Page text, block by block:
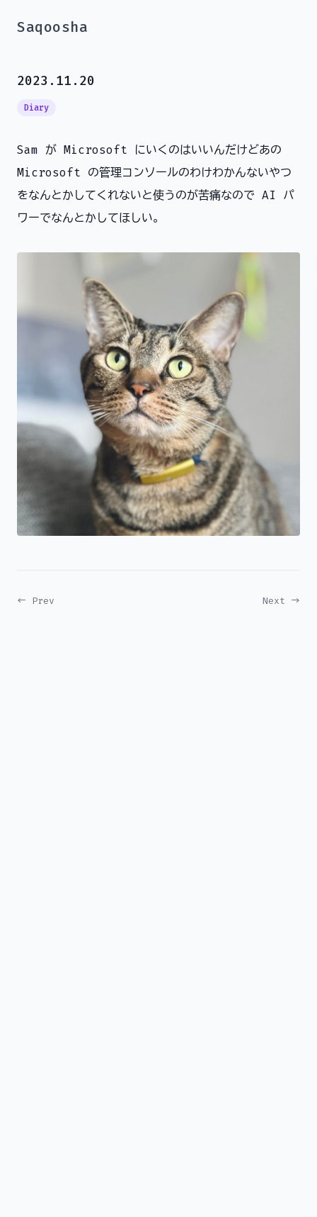
Saqoosha
2023.11.20
Diary
Sam が Microsoft にいくのはいいんだけどあの
Microsoft の管理コンソールのわけわかんないやつ
をなんとかしてくれないと使うのが苦痛なので AI パ
ワーでなんとかしてほしい。
← Prev Next →